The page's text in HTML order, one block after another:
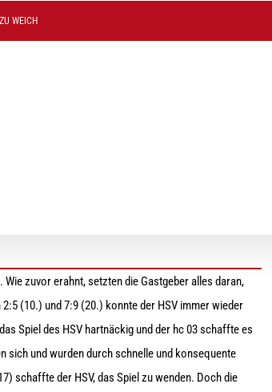
WEICH
zuvor erahnt, setzten die Gastgeber alles daran,
(10.) und 7:9 (20.) konnte der HSV immer wieder
Spiel des HSV hartnäckig und der hc 03 schaffte es
sich und wurden durch schnelle und konsequente
schaffte der HSV, das Spiel zu wenden. Doch die